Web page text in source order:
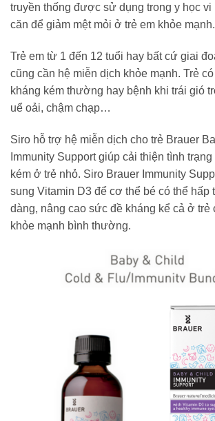
truyền thống được sử dụng trong y học
căn để giảm mệt mỏi ở trẻ em khỏe mạnh.
Trẻ em từ 1 đến 12 tuổi hay bất cứ giai
cũng cần hệ miễn dịch khỏe mạnh. Trẻ
kháng kém thường hay bệnh khi trái gió
uể oải, chậm chạp…
Siro hỗ trợ hệ miễn dịch cho trẻ Brauer
Immunity Support giúp cải thiện tình
kém ở trẻ nhỏ. Siro Brauer Immunity
sung Vitamin D3 để cơ thể bé có thể hấp
dàng, nâng cao sức đề kháng kể cả ở trẻ
khỏe mạnh bình thường.